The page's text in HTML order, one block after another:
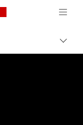
Canon Logo, back
el